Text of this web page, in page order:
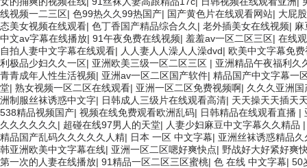
线视频一二三区| 色99热久久99热国产| 国产黄色片在线观看网站| 大屁
态美女视频在线观看| 色丁香国产精品综合久久 | 老外插美女在线视频| 麻
中文av字幕在线播放| 91午夜免费在线视频| 羞羞av一区二区三区| 在线
自拍人妻中文字幕在线观看| 人人妻人人澡人人澡dvd| 欧美中文字幕免费
利极品少妇久久一区| 亚洲欧美三级一区二区三区 | 亚洲精品午夜福利久
青青成年人性生活视频| 亚洲av一区二区国产软件| 精品国产中文字幕一
堂| 熟女视频一区二区在线观看| 亚洲一区二区免费视频啊| 久久久亚洲
洲制服丝袜诱惑中文字| 日韩成人三级片在线观看高清| 天天操天天插天
538精品视频国产| 视频在线免费观看欧洲乱码| 日韩精品在线观看直播 |
久久久久久久 | 超碰在线97男人的天堂| 人妻少妇麻豆中文字幕久久精品
精品国产乱码久久久久久人精| 日本 一区 中文字幕| 亚洲丝袜诱惑精品久
韩亚洲欧美中文字幕在线| 亚洲一区二区嗯好爽快点| 野战好大好紧好爽
第一次的人妻在线播放| 91精品一区二区三区蜜桃| 色 在线 中文字幕| 50